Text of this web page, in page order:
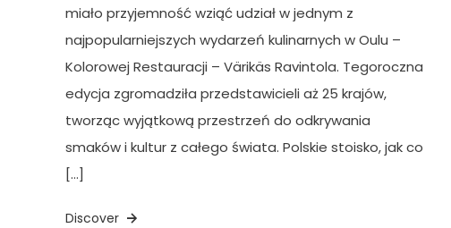
miało przyjemność wziąć udział w jednym z
najpopularniejszych wydarzeń kulinarnych w Oulu –
Kolorowej Restauracji – Värikäs Ravintola. Tegoroczna
edycja zgromadziła przedstawicieli aż 25 krajów,
tworząc wyjątkową przestrzeń do odkrywania
smaków i kultur z całego świata. Polskie stoisko, jak co
[…]
Discover